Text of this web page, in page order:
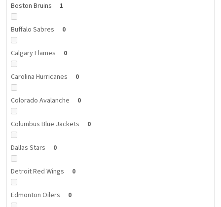
Boston Bruins 1
Buffalo Sabres 0
Calgary Flames 0
Carolina Hurricanes 0
Colorado Avalanche 0
Columbus Blue Jackets 0
Dallas Stars 0
Detroit Red Wings 0
Edmonton Oilers 0